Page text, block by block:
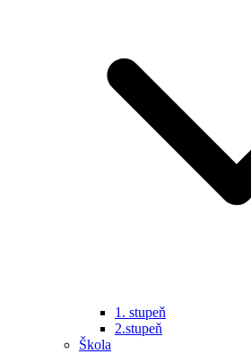
1. stupeň
2.stupeň
Škola